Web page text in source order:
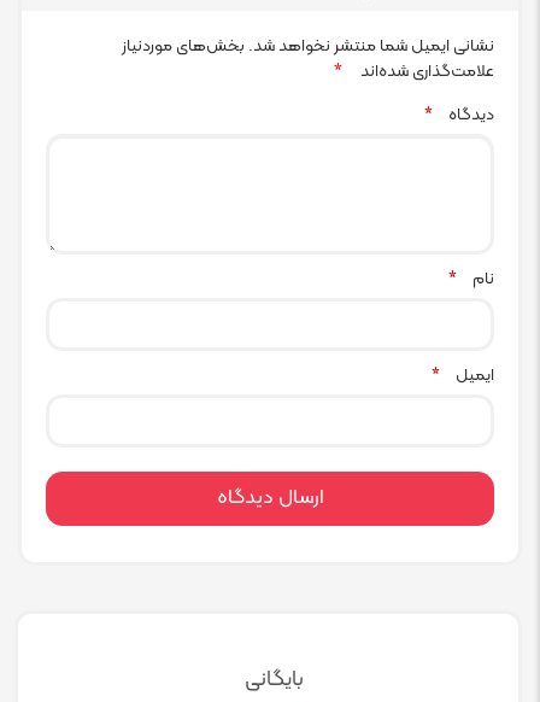
نشانی ایمیل شما منتشر نخواهد شد. بخش‌های موردنیاز
علامت‌گذاری شده‌اند
*
دیدگاه
*
نام *
ایمیل *
بایگانی